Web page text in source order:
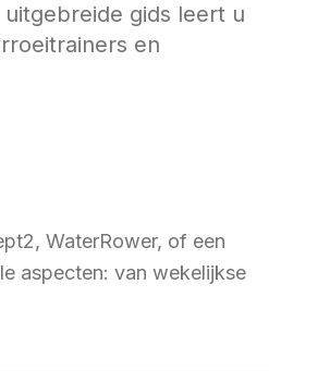
gids leert u
en
WaterRower, of een
aspecten: van wekelijkse